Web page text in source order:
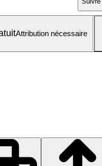
Attribution nécessaire